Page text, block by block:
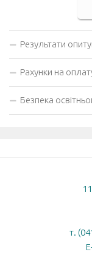
Результати
Рахунки на
Безпека
т.